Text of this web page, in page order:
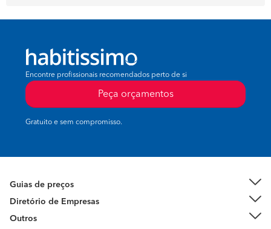
Encontre profissionais recomendados perto de si
Peça orçamentos
Gratuito e sem compromisso.
Guias de preços
Diretório de Empresas
Outros